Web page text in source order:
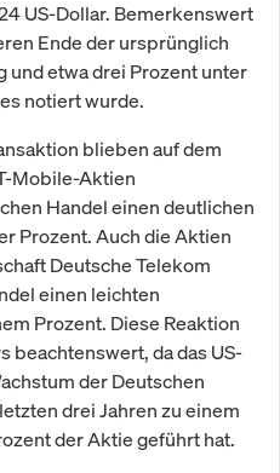
US-Dollar. Bemerkenswert
Ende der ursprünglich
und etwa drei Prozent unter
notiert wurde.
blieben auf dem
Mobile-Aktien
Handel einen deutlichen
Prozent. Auch die Aktien
Deutsche Telekom
einen leichten
Prozent. Diese Reaktion
beachtenswert, da das US-
der Deutschen
drei Jahren zu einem
der Aktie geführt hat.